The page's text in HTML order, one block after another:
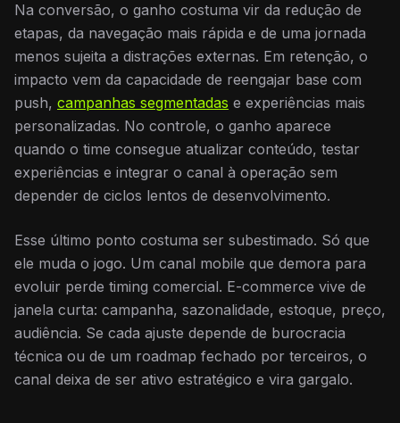
Na conversão, o ganho costuma vir da redução de
etapas, da navegação mais rápida e de uma jornada
menos sujeita a distrações externas. Em retenção, o
impacto vem da capacidade de reengajar base com
push, campanhas segmentadas e experiências mais
personalizadas. No controle, o ganho aparece
quando o time consegue atualizar conteúdo, testar
experiências e integrar o canal à operação sem
depender de ciclos lentos de desenvolvimento.
Esse último ponto costuma ser subestimado. Só que
ele muda o jogo. Um canal mobile que demora para
evoluir perde timing comercial. E-commerce vive de
janela curta: campanha, sazonalidade, estoque, preço,
audiência. Se cada ajuste depende de burocracia
técnica ou de um roadmap fechado por terceiros, o
canal deixa de ser ativo estratégico e vira gargalo.